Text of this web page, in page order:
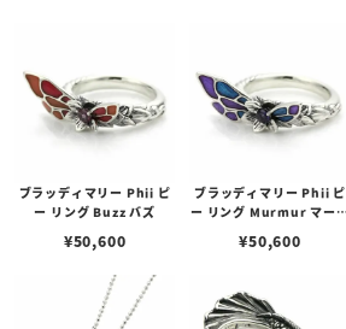
ブラッディマリー Phii ピ
ー リング Buzz バズ
¥50,600
ブラッディマリー Phii ピ
ー リング Murmur マーマ
¥50,600